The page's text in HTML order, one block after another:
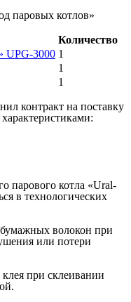
паровых котлов»
Количество
UPG-3000 1
1
1
контракт на поставку
парового котла «Ural-
в технологических
волокон при
или потери
при склеивании